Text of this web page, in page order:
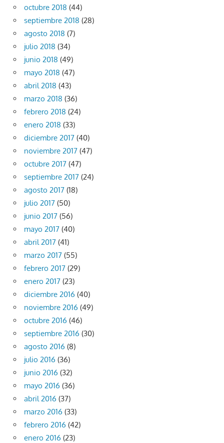
octubre 2018 (44)
septiembre 2018 (28)
agosto 2018 (7)
julio 2018 (34)
junio 2018 (49)
mayo 2018 (47)
abril 2018 (43)
marzo 2018 (36)
febrero 2018 (24)
enero 2018 (33)
diciembre 2017 (40)
noviembre 2017 (47)
octubre 2017 (47)
septiembre 2017 (24)
agosto 2017 (18)
julio 2017 (50)
junio 2017 (56)
mayo 2017 (40)
abril 2017 (41)
marzo 2017 (55)
febrero 2017 (29)
enero 2017 (23)
diciembre 2016 (40)
noviembre 2016 (49)
octubre 2016 (46)
septiembre 2016 (30)
agosto 2016 (8)
julio 2016 (36)
junio 2016 (32)
mayo 2016 (36)
abril 2016 (37)
marzo 2016 (33)
febrero 2016 (42)
enero 2016 (23)